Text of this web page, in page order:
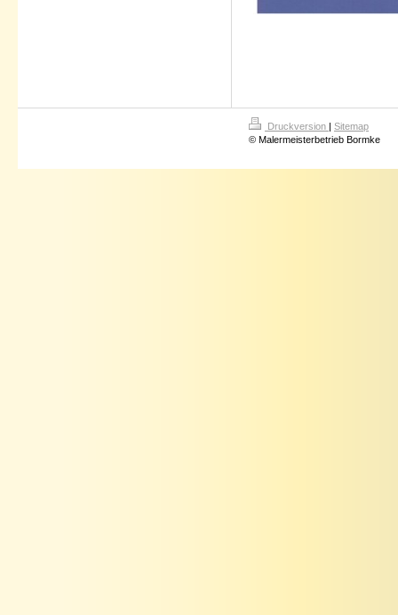
Druckversion | Sitemap
© Malermeisterbetrieb Bormke